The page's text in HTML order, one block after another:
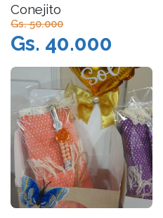
Conejito
Gs. 50.000
Gs. 40.000